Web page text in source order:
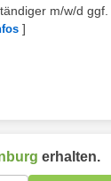
m/w/d
]
erhalten.